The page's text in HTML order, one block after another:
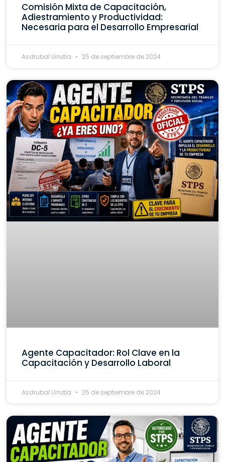
Comisión Mixta de Capacitación,
Adiestramiento y Productividad:
Necesaria para el Desarrollo Empresarial
Asdrubal Urrutia 25 de septiembre de 2024
Agente Capacitador: Rol Clave en la
Capacitación y Desarrollo Laboral
Asdrubal Urrutia 25 de septiembre de 2024